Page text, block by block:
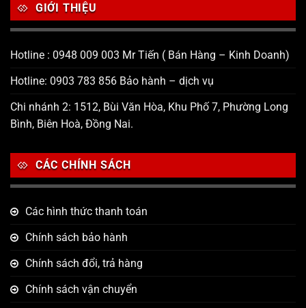
GIỚI THIỆU
Hotline : 0948 009 003 Mr Tiến ( Bán Hàng – Kinh Doanh)
Hotline: 0903 783 856 Bảo hành – dịch vụ
Chi nhánh 2: 1512, Bùi Văn Hòa, Khu Phố 7, Phường Long
Bình, Biên Hoà, Đồng Nai.
CÁC CHÍNH SÁCH
Các hình thức thanh toán
Chính sách bảo hành
Chính sách đổi, trả hàng
Chính sách vận chuyển